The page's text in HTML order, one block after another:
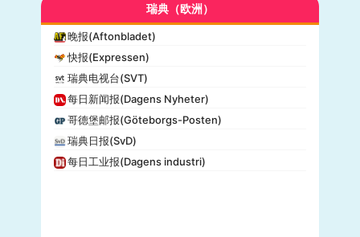
瑞典（欧洲）
晚报(Aftonbladet)
快报(Expressen)
瑞典电视台(SVT)
每日新闻报(Dagens Nyheter)
哥德堡邮报(Göteborgs-Posten)
瑞典日报(SvD)
每日工业报(Dagens industri)